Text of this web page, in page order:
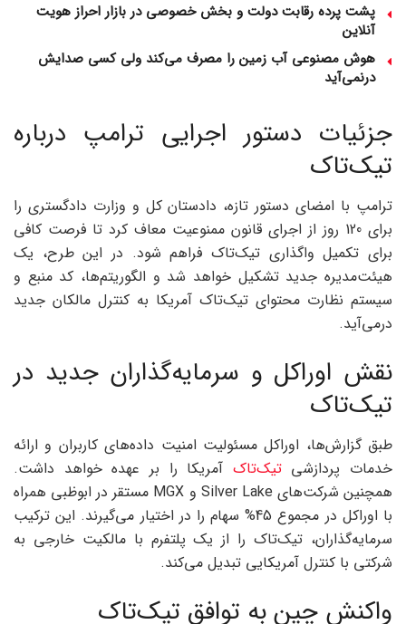
پشت پرده رقابت دولت و بخش خصوصی در بازار احراز هویت
آنلاین
هوش مصنوعی آب زمین را مصرف می‌کند ولی کسی صدایش
درنمی‌آید
جزئیات دستور اجرایی ترامپ درباره
تیک‌تاک
ترامپ با امضای دستور تازه، دادستان کل و وزارت دادگستری را
برای 120 روز از اجرای قانون ممنوعیت معاف کرد تا فرصت کافی
برای تکمیل واگذاری تیک‌تاک فراهم شود. در این طرح، یک
هیئت‌مدیره جدید تشکیل خواهد شد و الگوریتم‌ها، کد منبع و
سیستم نظارت محتوای تیک‌تاک آمریکا به کنترل مالکان جدید
درمی‌آید.
نقش اوراکل و سرمایه‌گذاران جدید در
تیک‌تاک
طبق گزارش‌ها، اوراکل مسئولیت امنیت داده‌های کاربران و ارائه
خدمات پردازشیتیک‌تاک آمریکا را بر عهده خواهد داشت.
همچنین شرکت‌های Silver Lake و MGX مستقر در ابوظبی همراه
با اوراکل در مجموع 45% سهام را در اختیار می‌گیرند. این ترکیب
سرمایه‌گذاران، تیک‌تاک را از یک پلتفرم با مالکیت خارجی به
شرکتی با کنترل آمریکایی تبدیل می‌کند.
واکنش چین به توافق تیک‌تاک